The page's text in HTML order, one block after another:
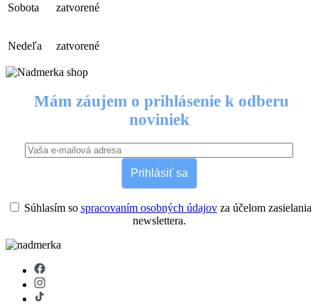
Sobota zatvorené
Nedeľa zatvorené
Mám záujem o prihlásenie k odberu
noviniek
Prihlásiť sa
Súhlasím so spracovaním osobných údajovza účelom zasielania
newslettera.